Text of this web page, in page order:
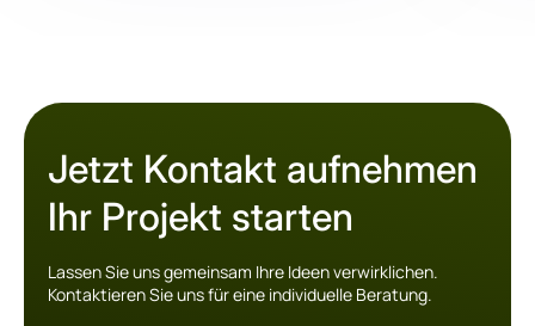
Jetzt Kontakt aufnehmen
Ihr Projekt starten
Lassen Sie uns gemeinsam Ihre Ideen verwirklichen.
Kontaktieren Sie uns für eine individuelle Beratung.